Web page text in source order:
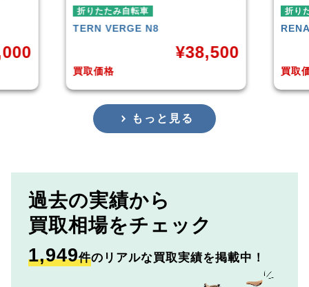
折りたたみ自転車
RENAULTLIGHT-8 AL-FDB140
買取価格
¥16,799
折り
R＆M
買取
もっと見る
過去の実績から
買取相場をチェック
1,949件のリアルな買取実績を掲載中！